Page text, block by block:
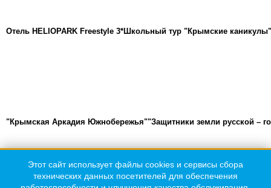
Отель HELIOPARK Freestyle 3*Школьный тур "Крымские каникулы"
"Крымская Аркадия Южнобережья""Защитники земли русской –
Телефон:
+7(978) 040-11-41
Этот сайт использует файлы cookies и сервисы сбора
технических данных посетителей для обеспечения